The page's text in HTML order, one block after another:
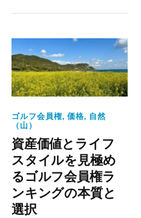
ゴルフ会員権,価格, 自然
（山）
資産価値とライフ
スタイルを見極め
るゴルフ会員権ラ
ンキングの本質と
選択